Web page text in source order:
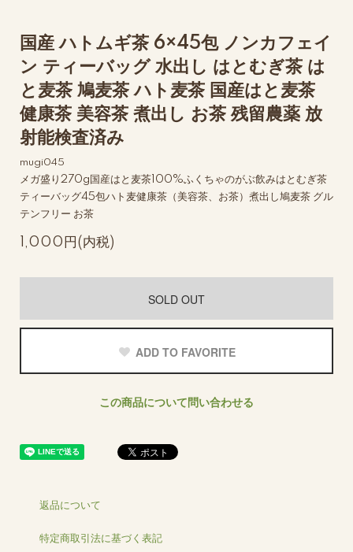
国産 ハトムギ茶 6×45包 ノンカフェイ
ン ティーバッグ 水出し はとむぎ茶 は
と麦茶 鳩麦茶 ハト麦茶 国産はと麦茶
健康茶 美容茶 煮出し お茶 残留農薬 放
射能検査済み
mugi045
メガ盛り270g国産はと麦茶100%ふくちゃのがぶ飲みはとむぎ茶
ティーバッグ45包ハト麦健康茶（美容茶、お茶）煮出し鳩麦茶 グル
テンフリー お茶
1,000円(内税)
SOLD OUT
ADD TO FAVORITE
この商品について問い合わせる
返品について
特定商取引法に基づく表記